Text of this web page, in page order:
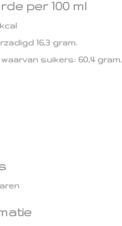
per 100 ml
16,3 gram.
suikers: 60,4 gram.